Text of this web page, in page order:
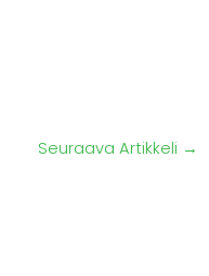
Seuraava Artikkeli →